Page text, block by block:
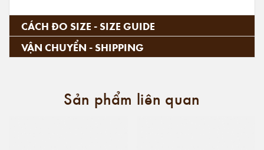
CÁCH ĐO SIZE - SIZE GUIDE
VẬN CHUYỂN - SHIPPING
Sản phẩm liên quan